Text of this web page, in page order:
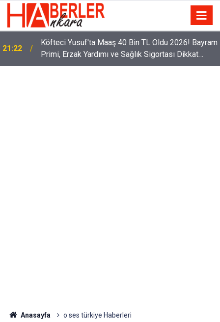
12:33
Sürücüler Dikkat! Yeni Dönemde 3 İhlal Ehliyet
İptaline Neden Olacak
Anasayfa o ses türkiye Haberleri